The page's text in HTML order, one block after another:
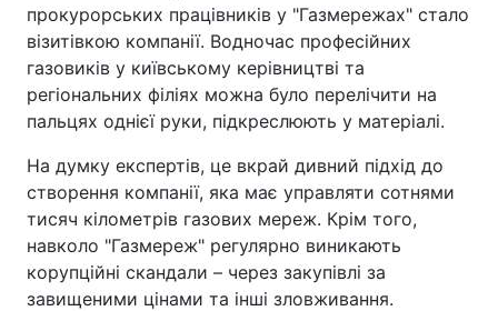
прокурорських працівників у "Газмережах" стало
візитівкою компанії. Водночас професійних
газовиків у київському керівництві та
регіональних філіях можна було перелічити на
пальцях однієї руки, підкреслюють у матеріалі.
На думку експертів, це вкрай дивний підхід до
створення компанії, яка має управляти сотнями
тисяч кілометрів газових мереж. Крім того,
навколо "Газмереж" регулярно виникають
корупційні скандали – через закупівлі за
завищеними цінами та інші зловживання.